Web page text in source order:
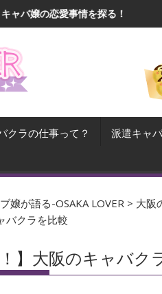
コレが秘訣！大阪の売れっ
クラの仕事って？ 派遣キャ
嬢が語る-OSAKA LOVER > 大阪
バクラを比較
】大阪のキャバ